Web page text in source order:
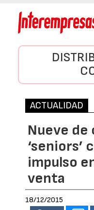
ACTUALIDAD
Nueve de
‘seniors’
impulso
venta
18/12/2015